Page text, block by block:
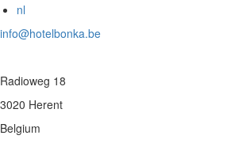
nl
info@hotelbonka.be
Radioweg 18
3020 Herent
Belgium